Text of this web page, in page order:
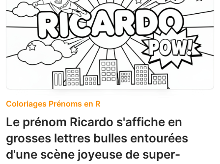
Coloriages Prénoms en R
Le prénom Ricardo s'affiche en
grosses lettres bulles entourées
d'une scène joyeuse de super-